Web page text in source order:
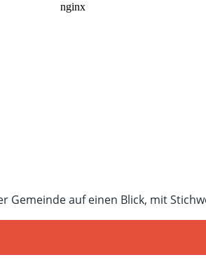
Gemeinde auf einen Blick, mit